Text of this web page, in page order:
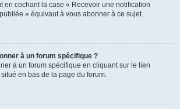
en cochant la case « Recevoir une notification
» équivaut à vous abonner à ce sujet.
à un forum spécifique ?
à un forum spécifique en cliquant sur le lien
en bas de la page du forum.